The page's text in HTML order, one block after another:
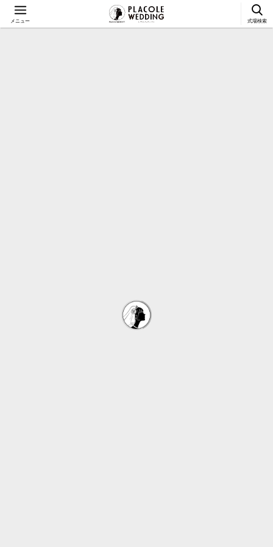
メニュー 式場検索